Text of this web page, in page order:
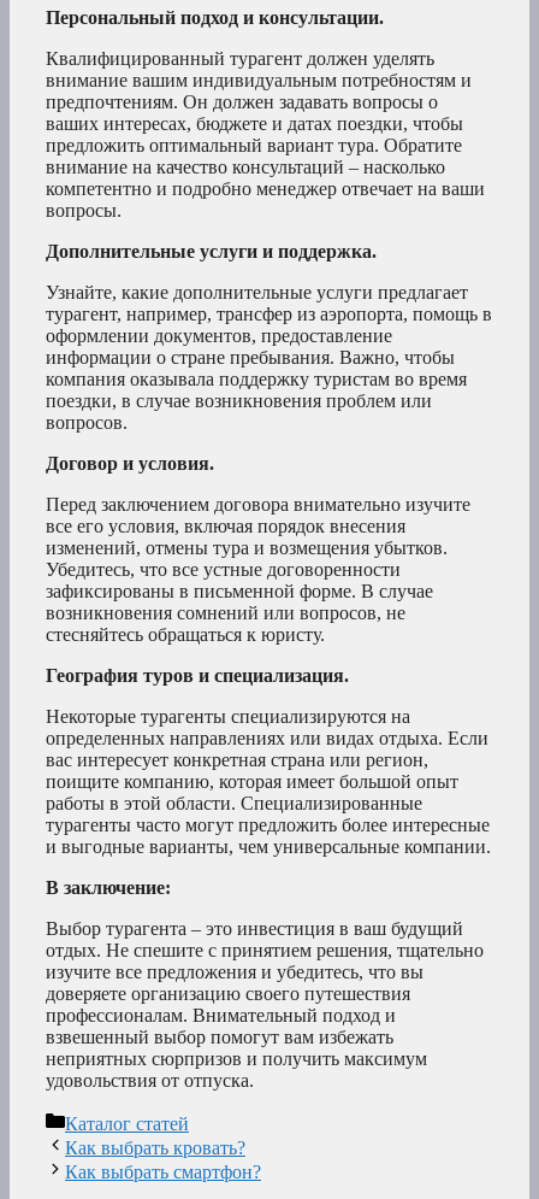
Персональный подход и консультации.
Квалифицированный турагент должен уделять
внимание вашим индивидуальным потребностям и
предпочтениям. Он должен задавать вопросы о
ваших интересах, бюджете и датах поездки, чтобы
предложить оптимальный вариант тура. Обратите
внимание на качество консультаций – насколько
компетентно и подробно менеджер отвечает на ваши
вопросы.
Дополнительные услуги и поддержка.
Узнайте, какие дополнительные услуги предлагает
турагент, например, трансфер из аэропорта, помощь в
оформлении документов, предоставление
информации о стране пребывания. Важно, чтобы
компания оказывала поддержку туристам во время
поездки, в случае возникновения проблем или
вопросов.
Договор и условия.
Перед заключением договора внимательно изучите
все его условия, включая порядок внесения
изменений, отмены тура и возмещения убытков.
Убедитесь, что все устные договоренности
зафиксированы в письменной форме. В случае
возникновения сомнений или вопросов, не
стесняйтесь обращаться к юристу.
География туров и специализация.
Некоторые турагенты специализируются на
определенных направлениях или видах отдыха. Если
вас интересует конкретная страна или регион,
поищите компанию, которая имеет большой опыт
работы в этой области. Специализированные
турагенты часто могут предложить более интересные
и выгодные варианты, чем универсальные компании.
В заключение:
Выбор турагента – это инвестиция в ваш будущий
отдых. Не спешите с принятием решения, тщательно
изучите все предложения и убедитесь, что вы
доверяете организацию своего путешествия
профессионалам. Внимательный подход и
взвешенный выбор помогут вам избежать
неприятных сюрпризов и получить максимум
удовольствия от отпуска.
Рубрики
Каталог статей
Как выбрать кровать?
Как выбрать смартфон?